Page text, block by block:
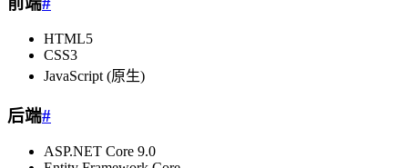
HTML5
CSS3
JavaScript (原生)
后端#
ASP.NET Core 9.0